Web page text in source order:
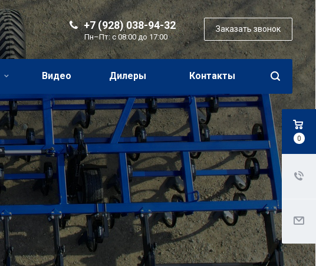
+7 (928) 038-94-32
Пн–Пт: с 08:00 до 17:00
Заказать звонок
Видео Дилеры Контакты
0